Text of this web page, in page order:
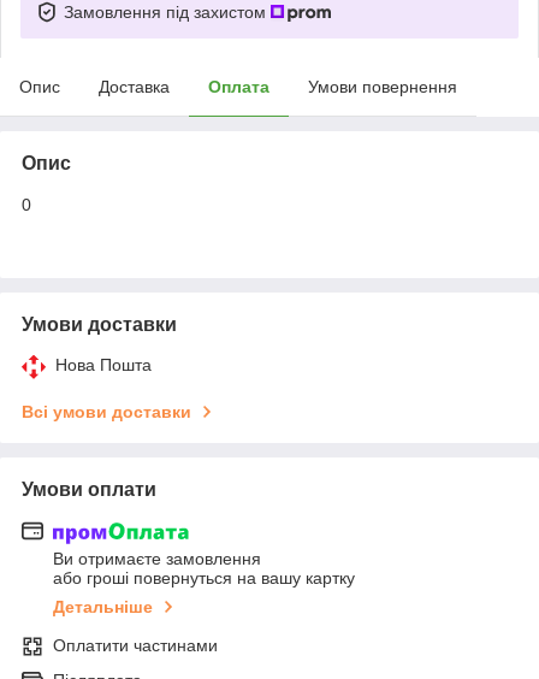
Замовлення під захистом
Опис Доставка Оплата Умови повернення
Опис
0
Умови доставки
Нова Пошта
Всі умови доставки
Умови оплати
Ви отримаєте замовлення
або гроші повернуться на вашу картку
Детальніше
Оплатити частинами